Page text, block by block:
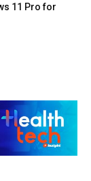
11 Pro for